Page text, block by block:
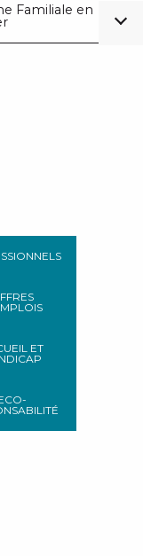
Familiale en
ET